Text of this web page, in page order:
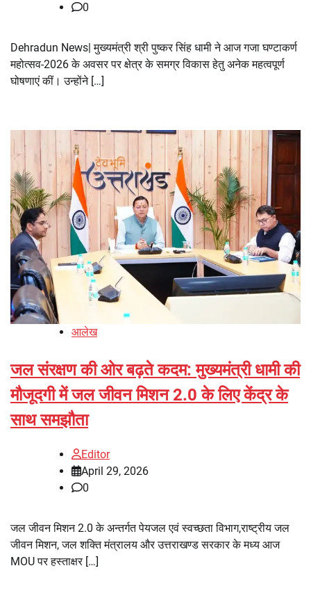
0
Dehradun News| मुख्यमंत्री श्री पुष्कर सिंह धामी ने आज गजा घण्टाकर्ण
महोत्सव-2026 के अवसर पर क्षेत्र के समग्र विकास हेतु अनेक महत्वपूर्ण
घोषणाएं कीं। उन्होंने […]
आलेख
जल संरक्षण की ओर बढ़ते कदम: मुख्यमंत्री धामी की
मौजूदगी में जल जीवन मिशन 2.0 के लिए केंद्र के
साथ समझौता
Editor
April 29, 2026
0
जल जीवन मिशन 2.0 के अन्तर्गत पेयजल एवं स्वच्छता विभाग,राष्ट्रीय जल
जीवन मिशन, जल शक्ति मंत्रालय और उत्तराखण्ड सरकार के मध्य आज
MOU पर हस्ताक्षर […]